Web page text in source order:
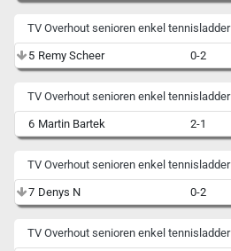
TV Overhout senioren enkel tennisladder
5 Remy Scheer 0-2
TV Overhout senioren enkel tennisladder
6 Martin Bartek 2-1
TV Overhout senioren enkel tennisladder
7 Denys N 0-2
TV Overhout senioren enkel tennisladder